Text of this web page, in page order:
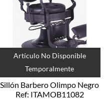
Artículo No Disponible
Temporalmente
Sillón Barbero Olimpo Negro
Ref: ITAMOB11082